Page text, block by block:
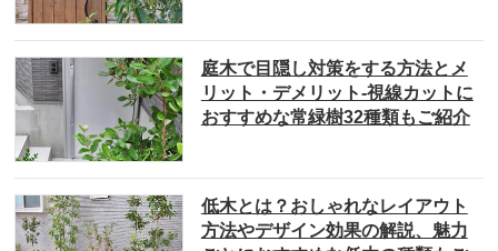
庭木で目隠し対策をする方法とメ
リット・デメリット-視線カットに
おすすめな常緑樹32種類もご紹介
低木とは？おしゃれなレイアウト
方法やデザイン効果の解説、魅力